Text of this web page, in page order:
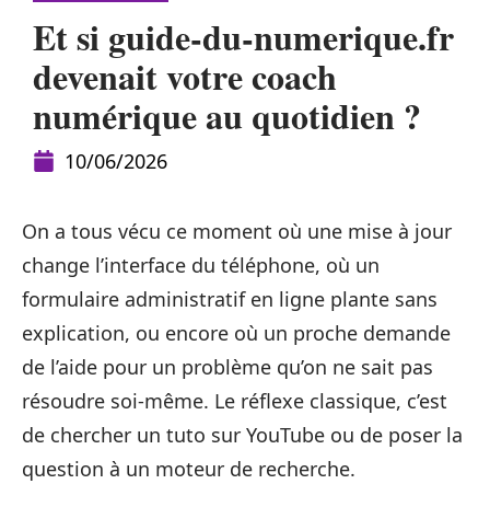
Et si guide-du-numerique.fr
devenait votre coach
numérique au quotidien ?
10/06/2026
On a tous vécu ce moment où une mise à jour
change l’interface du téléphone, où un
formulaire administratif en ligne plante sans
explication, ou encore où un proche demande
de l’aide pour un problème qu’on ne sait pas
résoudre soi-même. Le réflexe classique, c’est
de chercher un tuto sur YouTube ou de poser la
question à un moteur de recherche.